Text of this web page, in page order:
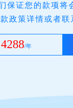
保证您的款项将
政策详情或者
4288/年